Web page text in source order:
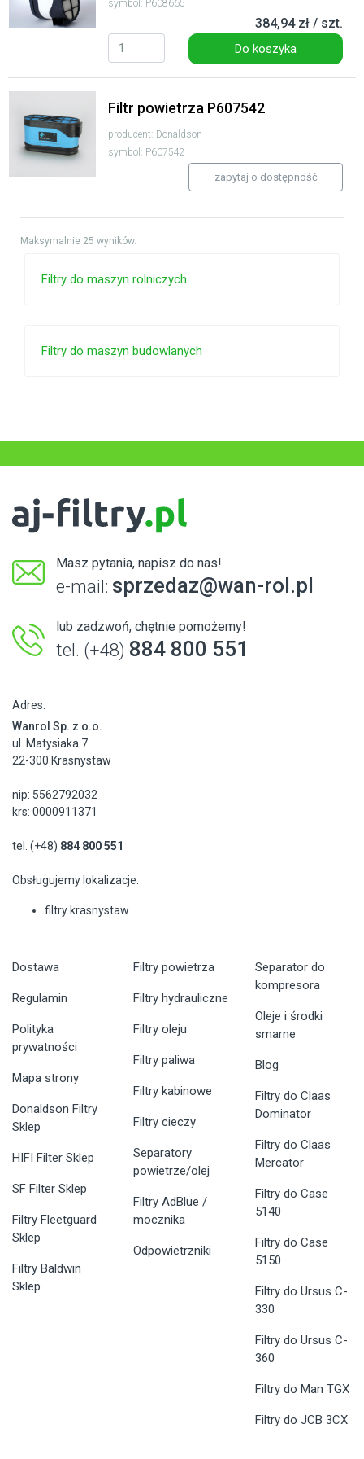
Filtry do maszyn rolniczych
Filtry do maszyn budowlanych
symbol: P608665
384,94 zł / szt.
Do koszyka
Filtr powietrza P607542
producent: Donaldson
symbol: P607542
zapytaj o dostępność
Maksymalnie 25 wyników.
Masz pytania, napisz do nas!
e-mail: sprzedaz@wan-rol.pl
lub zadzwoń, chętnie pomożemy!
tel. (+48) 884 800 551
Adres:
Wanrol Sp. z o.o.
ul. Matysiaka 7
22-300 Krasnystaw
nip: 5562792032
krs: 0000911371
tel. (+48) 884 800 551
Obsługujemy lokalizacje:
filtry krasnystaw
Dostawa
Regulamin
Polityka
prywatności
Mapa strony
Donaldson Filtry
Sklep
HIFI Filter Sklep
SF Filter Sklep
Filtry Fleetguard
Sklep
Filtry Baldwin
Sklep
Filtry powietrza
Filtry hydrauliczne
Filtry oleju
Filtry paliwa
Filtry kabinowe
Filtry cieczy
Separatory
powietrze/olej
Filtry AdBlue /
mocznika
Odpowietrzniki
Separator do
kompresora
Oleje i środki
smarne
Blog
Filtry do Claas
Dominator
Filtry do Claas
Mercator
Filtry do Case
5140
Filtry do Case
5150
Filtry do Ursus C-
330
Filtry do Ursus C-
360
Filtry do Man TGX
Filtry do JCB 3CX